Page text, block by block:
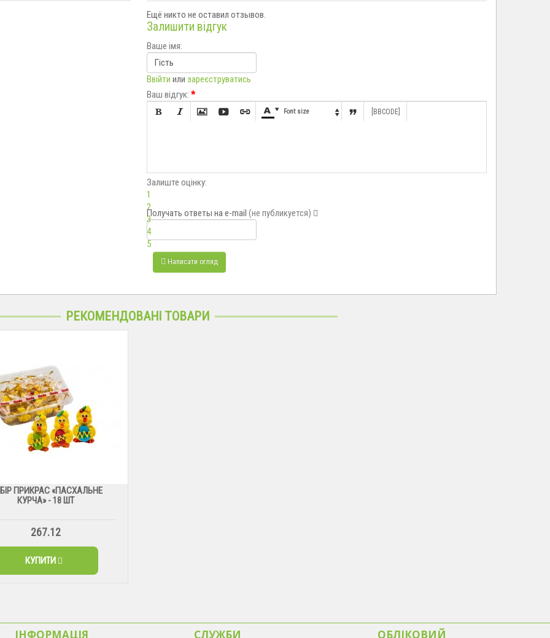
Ещё никто не оставил отзывов.
Залишити відгук
Ваше імя:
Ввійти или зареєструватись
Ваш відгук: *

      Font size   [BBCODE]
Залиште оцінку:
1
2
3
4
5
Получать ответы на e-mail (не публикуется)
Написати огляд
РЕКОМЕНДОВАНІ ТОВАРИ
ПРИКРАС «ПАСХАЛЬНЕ
КУРЧА» - 18 ШТ
267.12
КУПИТИ
ІНФОРМАЦІЯ CЛУЖБИ ОБЛІКОВИЙ